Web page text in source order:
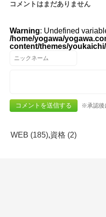
コメントはまだありません
Warning: Undefined
/home/yogawa/
content/themes/
※承認後
WEB (185),資格 (2)